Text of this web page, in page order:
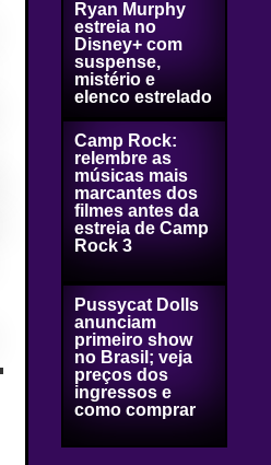
Ryan Murphy
estreia no
Disney+ com
suspense,
mistério e
elenco estrelado
Camp Rock:
relembre as
músicas mais
marcantes dos
filmes antes da
estreia de Camp
Rock 3
Pussycat Dolls
anunciam
primeiro show
no Brasil; veja
preços dos
ingressos e
como comprar